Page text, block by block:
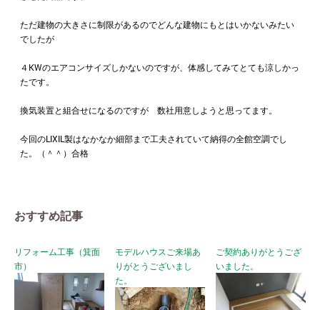
ただ建物の大きさに制限があるのでどんな建物にもとはいかないみたい
でしたが
４KWのエアコンサイズしかないのですが、体感してみてとても涼しかっ
たです。
換気装置と組合せになるのですが 数社用意しようと思ってます。
今回のLIXIL製はなかなか細部まで工夫されていて納得の全館空調でし
た。（＾＾）合格
おすすめ記事
リフォーム工事（箕面
市）
モデルハウスご来場あ
りがとうございまし
た。
ご契約ありがとうござ
いました。